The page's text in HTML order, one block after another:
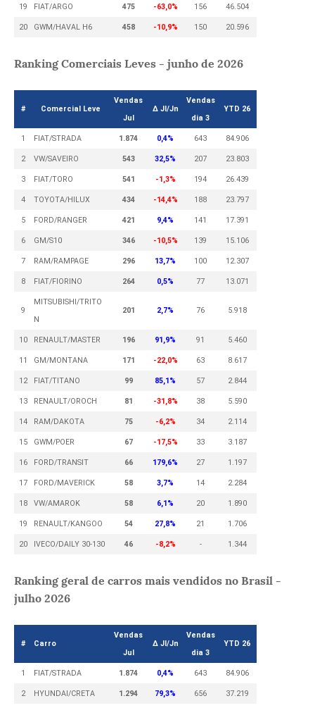
19 FIAT/ARGO 475 -63,0% 156 46.504
20 GWM/HAVAL H6 458 -10,9% 150 20.596
Ranking Comerciais Leves - junho de 2026
# Comercial Leve
Vendas
Jul
Δ Jl/Jn
Vendas
dia 3
YTD 26
1 FIAT/STRADA 1.874 0,4% 643 84.906
2 VW/SAVEIRO 543 32,5% 207 23.803
3 FIAT/TORO 541 -1,3% 194 26.439
4 TOYOTA/HILUX 434 -14,4% 188 23.797
5 FORD/RANGER 421 9,4% 141 17.391
6 GM/S10 346 -10,5% 139 15.106
7 RAM/RAMPAGE 296 13,7% 100 12.307
8 FIAT/FIORINO 264 0,5% 77 13.071
9
MITSUBISHI/TRITO
N
201 2,7% 76 5.918
10 RENAULT/MASTER 196 91,9% 91 5.460
11 GM/MONTANA 171 -22,0% 63 8.617
12 FIAT/TITANO 99 85,1% 57 2.844
13 RENAULT/OROCH 81 -31,8% 38 5.590
14 RAM/DAKOTA 75 -6,2% 34 2.114
15 GWM/POER 67 -17,5% 33 3.187
16 FORD/TRANSIT 66 179,6% 27 1.197
17 FORD/MAVERICK 58 3,7% 14 2.284
18 VW/AMAROK 58 6,1% 20 1.890
19 RENAULT/KANGOO 54 27,8% 21 1.706
20 IVECO/DAILY 30-130 46 -8,2% - 1.344
Ranking geral de carros mais vendidos no Brasil -
julho 2026
# Carro
Vendas
Jul
Δ Jl/Jn
Vendas
dia 3
YTD 26
1 FIAT/STRADA 1.874 0,4% 643 84.906
2 HYUNDAI/CRETA 1.294 79,3% 656 37.219